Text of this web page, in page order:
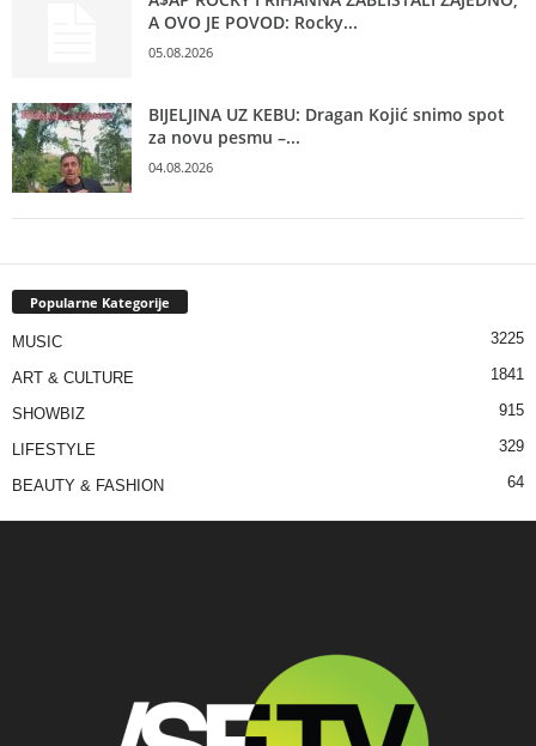
A OVO JE POVOD: Rocky...
05.08.2026
BIJELJINA UZ KEBU: Dragan Kojić snimo spot
za novu pesmu –...
04.08.2026
Popularne Kategorije
MUSIC 3225
ART & CULTURE 1841
SHOWBIZ 915
LIFESTYLE 329
BEAUTY & FASHION 64